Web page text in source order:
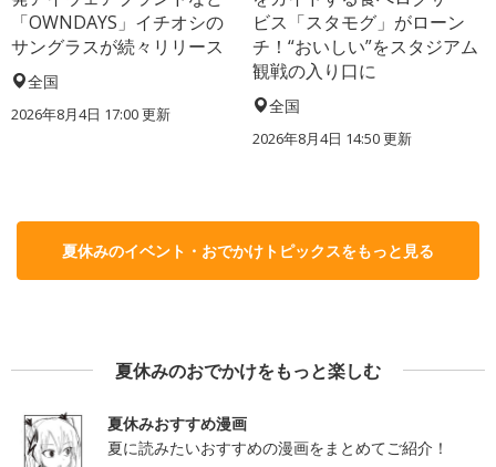
「OWNDAYS」イチオシの
サングラスが続々リリース
全国
2026年8月4日 17:00更新
ビス「スタモグ」がローン
チ！“おいしい”をスタジアム
観戦の入り口に
全国
2026年8月4日 14:50更新
夏休みのイベント・おでかけトピックスをもっと見る
夏休みのおでかけをもっと楽しむ
夏休みおすすめ漫画
夏に読みたいおすすめの漫画をまとめてご紹介！